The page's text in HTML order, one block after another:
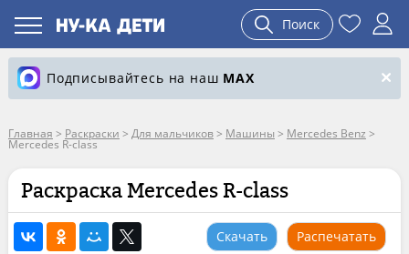
Поиск
Подписывайтесь на наш MAX
Главная > Раскраски > Для мальчиков> Машины > Mercedes Benz >
Mercedes R-class
Раскраска Mercedes R-class
Скачать Распечатать